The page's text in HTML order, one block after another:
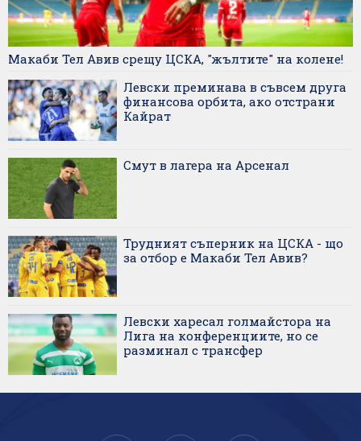
Макаби Тел Авив срещу ЦСКА, "жълтите" на колене!
Левски преминава в съвсем друга
финансова орбита, ако отстрани
Кайрат
Смут в лагера на Арсенал
Трудният съперник на ЦСКА - що
за отбор е Макаби Тел Авив?
Левски харесал голмайстора на
Лига на конференциите, но се
разминал с трансфер